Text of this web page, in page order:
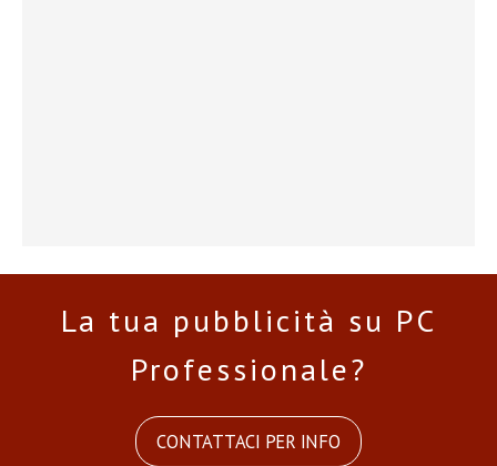
La tua pubblicità su PC
Professionale?
CONTATTACI PER INFO